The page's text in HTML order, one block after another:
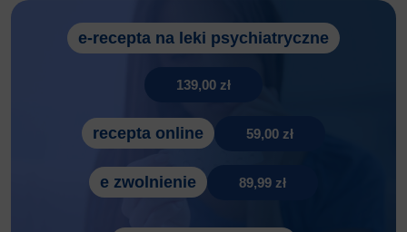
e-recepta na leki psychiatryczne
139,00 zł
recepta online 59,00 zł
e zwolnienie 89,99 zł